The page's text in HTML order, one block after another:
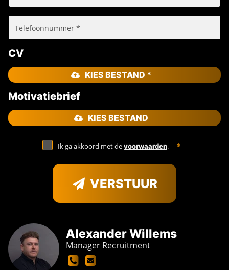
Alexander Willems
Manager Recruitment
CV
KIES BESTAND *
Motivatiebrief
KIES BESTAND
Ik ga akkoord met devoorwaarden.
VERSTUUR